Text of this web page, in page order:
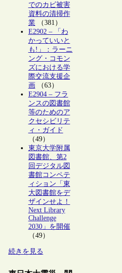
でのカビ被害
資料の清掃作
業（381）
E2902 – 「わ
かっていいと
も!」：ラーニ
ング・コモン
ズにおける学
際交流支援企
画 （63）
E2904 – フラ
ンスの図書館
等のためのア
クセシビリテ
ィ・ガイド
（49）
東京大学附属
図書館、第2
回デジタル図
書館コンペテ
ィション「東
大図書館をデ
ザインせよ！
Next Library
Challenge
2030」を開催
（49）
続きを見る